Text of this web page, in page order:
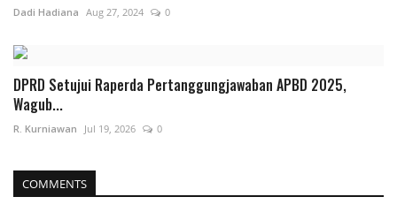
Dadi Hadiana Aug 27, 2024 0
DPRD Setujui Raperda Pertanggungjawaban APBD 2025,
Wagub...
R. Kurniawan Jul 19, 2026 0
COMMENTS